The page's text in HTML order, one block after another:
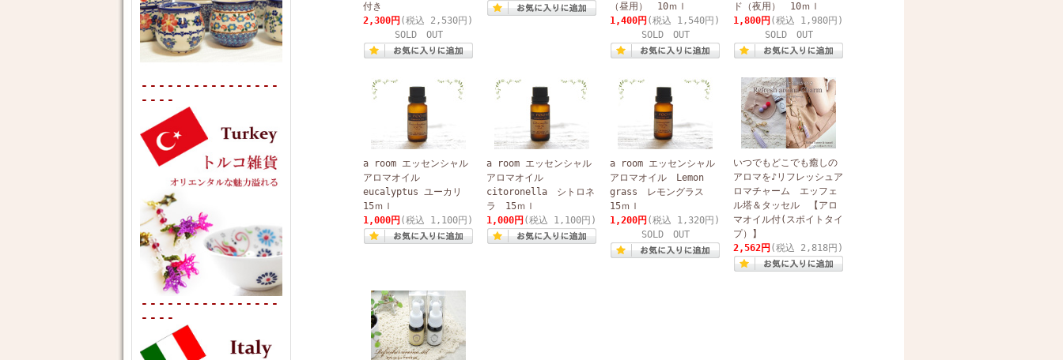
----------------
----
----------------
----
付き
2,300円 (税込 2,530円)
SOLD OUT
（昼用） 10ｍｌ
1,400円 (税込 1,540円)
SOLD OUT
ド（夜用） 10ｍｌ
1,800円 (税込 1,980円)
SOLD OUT
a room エッセンシャル
アロマオイル
eucalyptus ユーカリ
15ｍｌ
1,000円 (税込 1,100円)
a room エッセンシャル
アロマオイル
citoronella シトロネ
ラ 15ｍｌ
1,000円 (税込 1,100円)
a room エッセンシャル
アロマオイル Lemon
grass レモングラス
15ｍｌ
1,200円 (税込 1,320円)
SOLD OUT
いつでもどこでも癒しの
アロマを♪リフレッシュア
ロマチャーム エッフェ
ル塔＆タッセル 【アロ
マオイル付(スポイトタイ
プ）】
2,562円 (税込 2,818円)